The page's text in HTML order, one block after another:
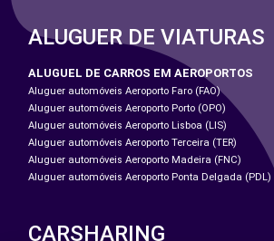
ALUGUER DE VIATURAS
ALUGUEL DE CARROS EM AEROPORTOS
Aluguer automóveis Aeroporto Faro (FAO)
Aluguer automóveis Aeroporto Porto (OPO)
Aluguer automóveis Aeroporto Lisboa (LIS)
Aluguer automóveis Aeroporto Terceira (TER)
Aluguer automóveis Aeroporto Madeira (FNC)
Aluguer automóveis Aeroporto Ponta Delgada (PDL)
CARSHARING